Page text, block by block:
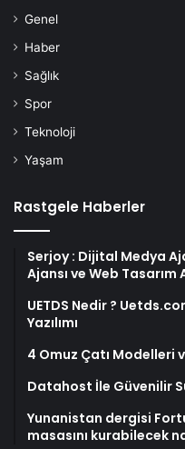
Genel
Haber
Sağlık
Spor
Teknoloji
Yaşam
Rastgele Haberler
Serjoy : Dijital Medya
Ajansı ve Web Tasarım
UETDS Nedir ?
Yazılımı
4 Omuz Çatı Modelleri
Datahost İle Güvenilir
Yunanistan dergisi
masasını kurabilecek